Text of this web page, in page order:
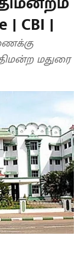
| CBI |
மதுரை